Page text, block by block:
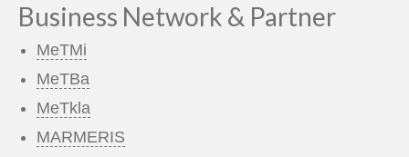
Business Network & Partner
MeTMi
MeTBa
MeTkla
MARMERIS